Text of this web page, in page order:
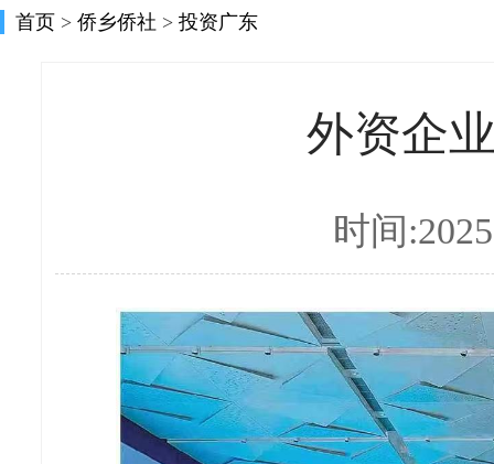
首页 > 侨乡侨社 > 投资广东
外资企
时间